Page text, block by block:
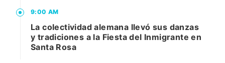
9:00 AM
La colectividad alemana llevó sus danzas
y tradiciones a la Fiesta del Inmigrante en
Santa Rosa